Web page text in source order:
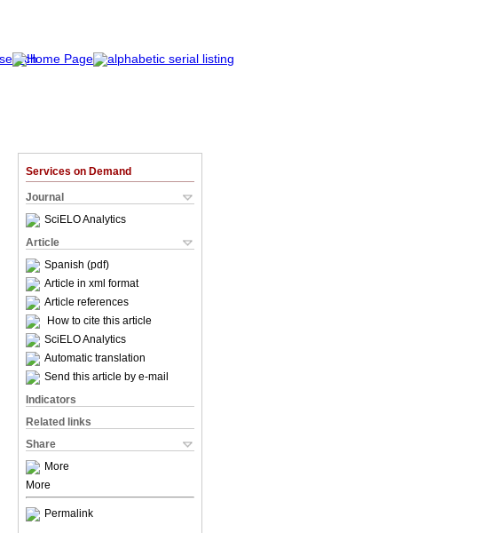
Services on Demand
Journal
SciELO Analytics
Article
Spanish (pdf)
Article in xml format
Article references
How to cite this article
SciELO Analytics
Automatic translation
Send this article by e-mail
Indicators
Related links
Share
More
More
Permalink